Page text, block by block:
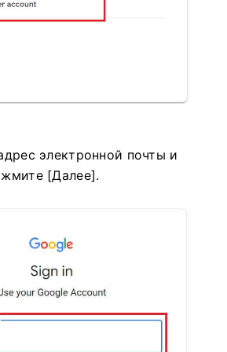
электронной почты и
[Далее].